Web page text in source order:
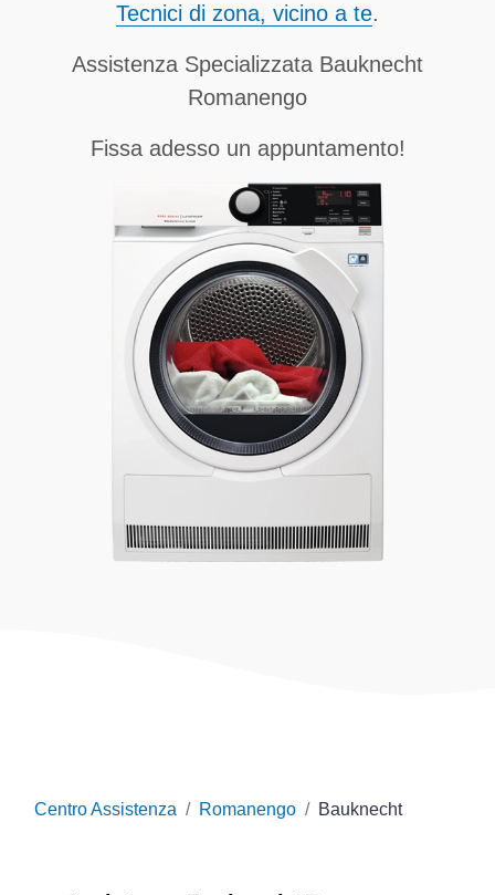
Tecnici di zona, vicino a te.
Assistenza Specializzata Bauknecht
Romanengo
Fissa adesso un appuntamento!
Centro Assistenza Romanengo Bauknecht